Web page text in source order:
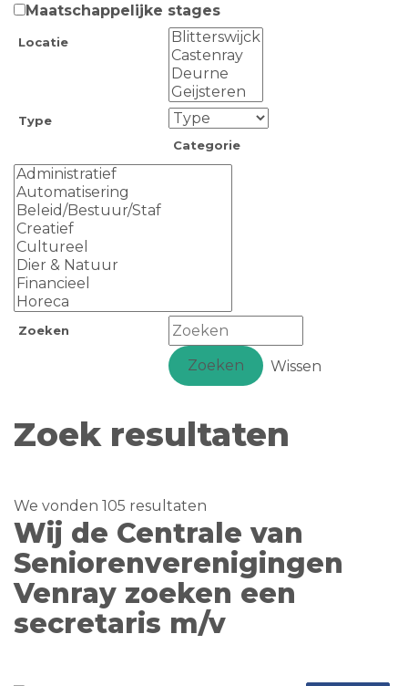
Contact
Maatschappelijke stages
Locatie
Type
Categorie
Zoeken
Zoeken Wissen
Zoek resultaten
We vonden 105 resultaten
Wij de Centrale van
Seniorenverenigingen
Venray zoeken een
secretaris m/v